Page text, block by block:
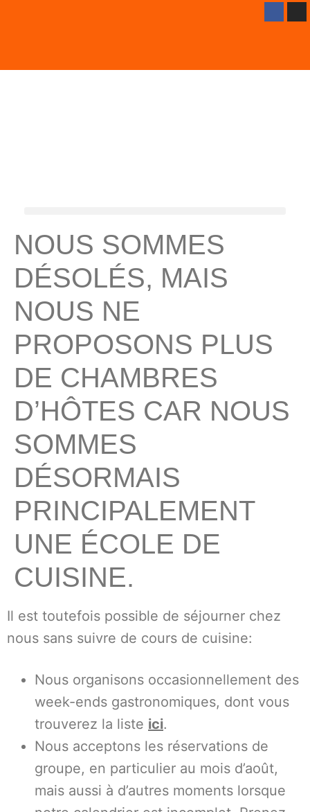
NOUS SOMMES
DÉSOLÉS, MAIS
NOUS NE
PROPOSONS PLUS
DE CHAMBRES
D’HÔTES CAR NOUS
SOMMES
DÉSORMAIS
PRINCIPALEMENT
UNE ÉCOLE DE
CUISINE.
Il est toutefois possible de séjourner chez
nous sans suivre de cours de cuisine:
Nous organisons occasionnellement des
week-ends gastronomiques, dont vous
trouverez la liste ici.
Nous acceptons les réservations de
groupe, en particulier au mois d’août,
mais aussi à d’autres moments lorsque